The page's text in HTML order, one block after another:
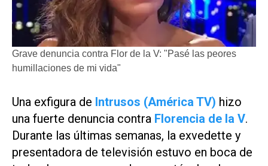
Grave denuncia contra Flor de la V: "Pasé las peores
humillaciones de mi vida"
Una exfigura de Intrusos (América TV) hizo
una fuerte denuncia contra Florencia de la V.
Durante las últimas semanas, la exvedette y
presentadora de televisión estuvo en boca de